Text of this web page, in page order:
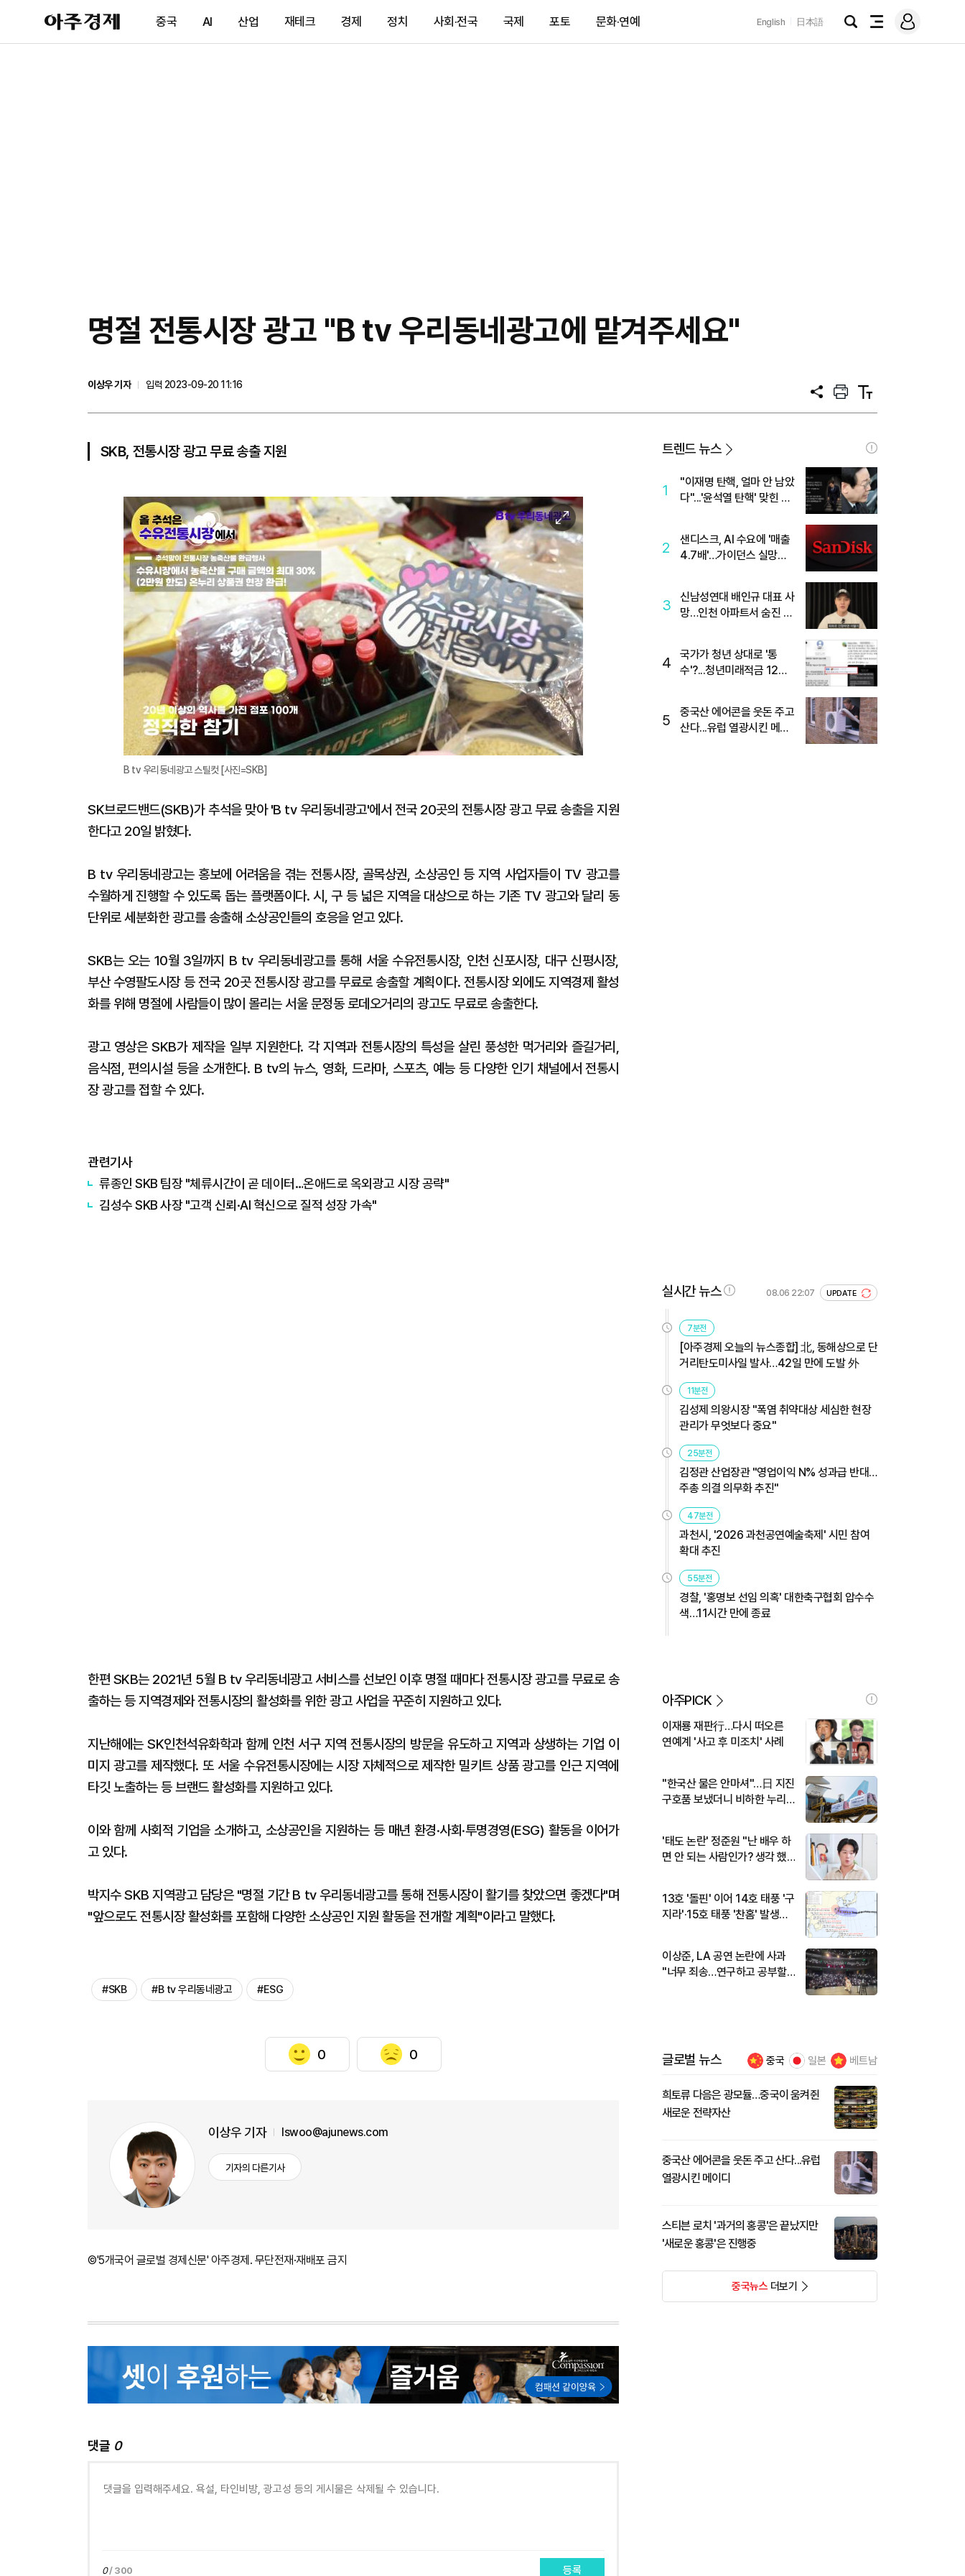
아
주
제
중국 AI 산업 재테크 경제 정치 사회·전국 국제 포토 문화·연예 English 日本語
검
전
메
그
​명절 전통시장 광고 "B tv 우리동네광고에 맡겨주세요"
이상우 기자
입력 2023-09-20 11:16
공
프
트
텍
트
SKB, 전통시장 광고 무료 송출 지원
이
미
지
확
대
B tv 우리동네광고 스틸컷 [사진=SKB]
SK브로드밴드(SKB)가 추석을 맞아 'B tv 우리동네광고'에서 전국 20곳의 전통시장 광고 무료 송출을 지원
한다고 20일 밝혔다.
B tv 우리동네광고는 홍보에 어려움을 겪는 전통시장, 골목상권, 소상공인 등 지역 사업자들이 TV 광고를
수월하게 진행할 수 있도록 돕는 플랫폼이다. 시, 구 등 넓은 지역을 대상으로 하는 기존 TV 광고와 달리 동
단위로 세분화한 광고를 송출해 소상공인들의 호응을 얻고 있다.
SKB는 오는 10월 3일까지 B tv 우리동네광고를 통해 서울 수유전통시장, 인천 신포시장, 대구 신평시장,
부산 수영팔도시장 등 전국 20곳 전통시장 광고를 무료로 송출할 계획이다. 전통시장 외에도 지역경제 활성
화를 위해 명절에 사람들이 많이 몰리는 서울 문정동 로데오거리의 광고도 무료로 송출한다.
광고 영상은 SKB가 제작을 일부 지원한다. 각 지역과 전통시장의 특성을 살린 풍성한 먹거리와 즐길거리,
음식점, 편의시설 등을 소개한다. B tv의 뉴스, 영화, 드라마, 스포츠, 예능 등 다양한 인기 채널에서 전통시
장 광고를 접할 수 있다.
관련기사
류종인 SKB 팀장 "체류시간이 곧 데이터…온애드로 옥외광고 시장 공략"
김성수 SKB 사장 "고객 신뢰·AI 혁신으로 질적 성장 가속"
한편 SKB는 2021년 5월 B tv 우리동네광고 서비스를 선보인 이후 명절 때마다 전통시장 광고를 무료로 송
출하는 등 지역경제와 전통시장의 활성화를 위한 광고 사업을 꾸준히 지원하고 있다.
지난해에는 SK인천석유화학과 함께 인천 서구 지역 전통시장의 방문을 유도하고 지역과 상생하는 기업 이
미지 광고를 제작했다. 또 서울 수유전통시장에는 시장 자체적으로 제작한 밀키트 상품 광고를 인근 지역에
타깃 노출하는 등 브랜드 활성화를 지원하고 있다.
이와 함께 사회적 기업을 소개하고, 소상공인을 지원하는 등 매년 환경·사회·투명경영(ESG) 활동을 이어가
고 있다.
박지수 SKB 지역광고 담당은 "명절 기간 B tv 우리동네광고를 통해 전통시장이 활기를 찾았으면 좋겠다"며
"앞으로도 전통시장 활성화를 포함해 다양한 소상공인 지원 활동을 전개할 계획"이라고 말했다.
#SKB #B tv 우리동네광고 #ESG
0 0
이상우 기자 lswoo@ajunews.com
기자의 다른기사
©'5개국어 글로벌 경제신문' 아주경제. 무단전재·재배포 금지
댓글 0
0/ 300 등록
트렌드 뉴스
1
"이재명 탄핵, 얼마 안 남았
다"...'윤석열 탄핵' 맞힌 무
2
샌디스크, AI 수요에 '매출
4.7배'…가이던스 실망에
3
신남성연대 배인규 대표 사
망…인천 아파트서 숨진 채
4
국가가 청년 상대로 '통
수'?...청년미래적금 12%
5
중국산 에어콘을 웃돈 주고
산다...유럽 열광시킨 메이
실시간 뉴스 08.06 22:07 UPDATE
7분전
[아주경제 오늘의 뉴스종합] 北, 동해상으로 단
거리탄도미사일 발사…42일 만에 도발 外
11분전
김성제 의왕시장 "폭염 취약대상 세심한 현장
관리가 무엇보다 중요"
25분전
김정관 산업장관 "영업이익 N% 성과급 반대…
주총 의결 의무화 추진"
47분전
과천시, '2026 과천공연예술축제' 시민 참여
확대 추진
55분전
경찰, '홍명보 선임 의혹' 대한축구협회 압수수
색…11시간 만에 종료
아주PICK
이재룡 재판行…다시 떠오른
연예계 '사고 후 미조치' 사례
"한국산 물은 안마셔"…日 지진
구호품 보냈더니 비하한 누리
'태도 논란' 정준원 "난 배우 하
면 안 되는 사람인가? 생각 했
13호 '돌핀' 이어 14호 태풍 '구
지라'·15호 태풍 '찬홈' 발생…
이상준, LA 공연 논란에 사과
"너무 죄송…연구하고 공부할
글로벌 뉴스 중국 일본 베트남
희토류 다음은 광모듈…중국이 움켜쥔
새로운 전략자산
중국산 에어콘을 웃돈 주고 산다...유럽
열광시킨 메이디
스티븐 로치 '과거의 홍콩'은 끝났지만
'새로운 홍콩'은 진행중
중국뉴스더보기